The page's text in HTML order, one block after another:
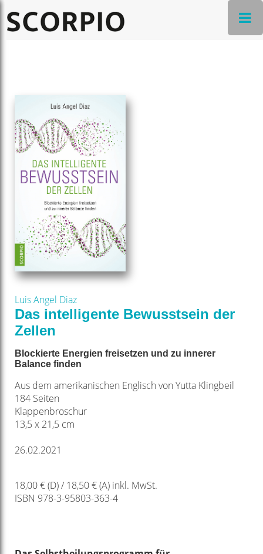
Luis Angel Diaz
Das intelligente Bewusstsein der
Zellen
Blockierte Energien freisetzen und zu innerer
Balance finden
Aus dem amerikanischen Englisch von Yutta Klingbeil
184 Seiten
Klappenbroschur
13,5 x 21,5 cm
26.02.2021
18,00 € (D) / 18,50 € (A) inkl. MwSt.
ISBN 978-3-95803-363-4